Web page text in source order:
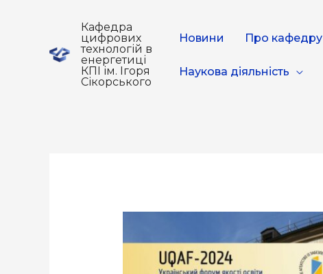
Кафедра
цифрових
технологій в
енергетиці
КПІ ім. Ігоря
Сікорського
Новини Про кафедру
Наукова діяльність